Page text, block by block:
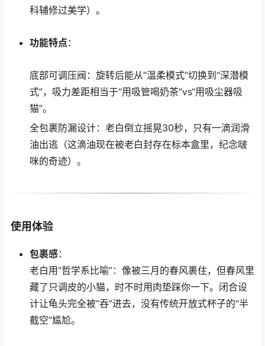
科辅修过美学）。
功能特点 ：
底部可调压阀：旋转后能从“温柔模式”切换到“深潜模
式”，吸力差距相当于“用吸管喝奶茶”vs“用吸尘器吸
猫”。
全包裹防漏设计：老白倒立摇晃30秒，只有一滴润滑
油出逃（这滴油现在被老白封存在标本盒里，纪念啵
咪的奇迹）。
使用体验
包裹感：
老白用“哲学系比喻”：像被三月的春风裹住，但春风里
藏了只调皮的小猫，时不时用肉垫踩你一下。闭合设
计让龟头完全被“吞”进去，没有传统开放式杯子的“半
截空”尴尬。